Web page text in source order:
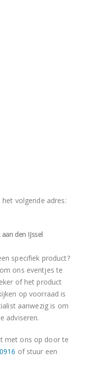
volgende adres:
den IJssel
specifiek product?
ons eventjes te
of het product
op voorraad is
aanwezig is om
adviseren.
met ons op door te
of stuur een